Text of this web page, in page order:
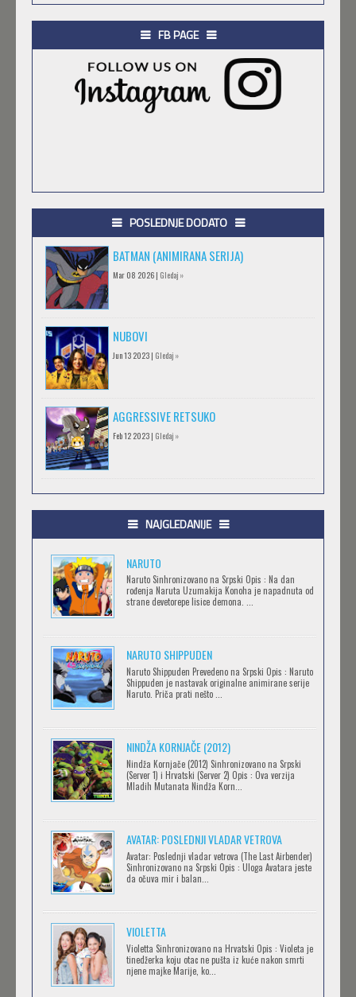
FB PAGE
POSLEDNJE DODATO
BATMAN (ANIMIRANA SERIJA)
Mar 08 2026 | Gledaj »
NUBOVI
Jun 13 2023 | Gledaj »
AGGRESSIVE RETSUKO
Feb 12 2023 | Gledaj »
.HACK//GIFT
.HACK//LIMINALITY
Feb 12 2023 |Gledaj »
SOVA I EKIPA
Feb 12 2023 |Gledaj »
BLOODIVORES
Feb 12 2023 |Gledaj »
AVANTURE KIDA OPASNOST
Feb 12 2023 |Gledaj »
IPAK SE OKREĆE (GALILEO: EPPUR SI MUOVE)
OBLUTAK
NAJGLEDANIJE
NARUTO
Naruto Sinhronizovano na Srpski Opis : Na dan
rođenja Naruta Uzumakija Konoha je napadnuta od
strane devetorepe lisice demona. ...
NARUTO SHIPPUDEN
Naruto Shippuden Prevedeno na Srpski Opis : Naruto
Shippuden je nastavak originalne animirane serije
Naruto. Priča prati nešto ...
NINDŽA KORNJAČE (2012)
Nindža Kornjače (2012) Sinhronizovano na Srpski
(Server 1) i Hrvatski (Server 2) Opis : Ova verzija
Mladih Mutanata Nindža Korn...
AVATAR: POSLEDNJI VLADAR VETROVA
Avatar: Poslednji vladar vetrova (The Last Airbender)
Sinhronizovano na Srpski Opis : Uloga Avatara jeste
da očuva mir i balan...
VIOLETTA
Violetta Sinhronizovano na Hrvatski Opis : Violeta je
tinedžerka koju otac ne pušta iz kuće nakon smrti
njene majke Marije, ko...